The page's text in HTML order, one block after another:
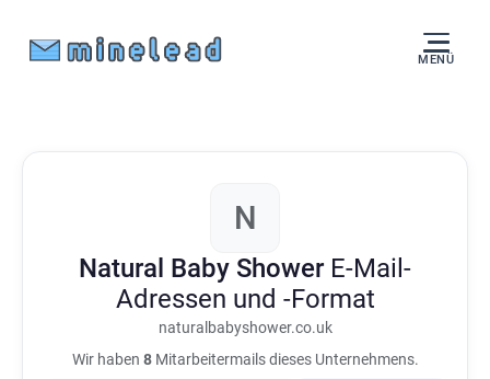
MENÜ
N
Natural Baby Shower E-Mail-
Adressen und -Format
naturalbabyshower.co.uk
Wir haben 8Mitarbeitermails dieses Unternehmens.